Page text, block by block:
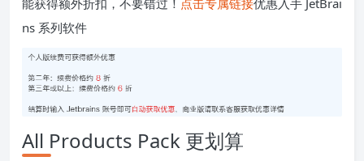
能获得额外折扣，不要错过！ 点击专属链接优惠入手 JetBrai
ns 系列软件
All Products Pack 更划算